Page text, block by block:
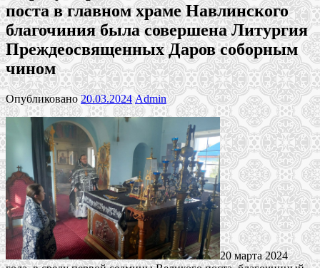
поста в главном храме Навлинского
благочиния была совершена Литургия
Преждеосвященных Даров соборным
чином
Опубликовано20.03.2024 Admin
20 марта 2024